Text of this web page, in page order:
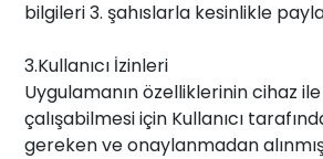
bilgileri 3. şahıslarla kesinlikle
3.Kullanıcı İzinleri
Uygulamanın özelliklerinin cihaz
çalışabilmesi için Kullanıcı
gereken ve onaylanmadan